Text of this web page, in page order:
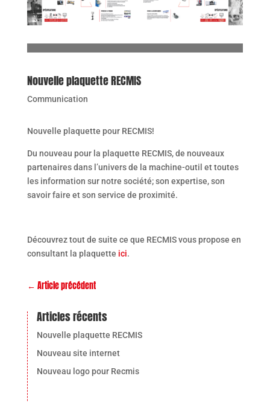
Nouvelle plaquette RECMIS
Communication
Nouvelle plaquette pour RECMIS!
Du nouveau pour la plaquette RECMIS, de nouveaux
partenaires dans l’univers de la machine-outil et toutes
les information sur notre société; son expertise, son
savoir faire et son service de proximité.
Découvrez tout de suite ce que RECMIS vous propose en
consultant la plaquette ici.
← Article précédent
Articles récents
Nouvelle plaquette RECMIS
Nouveau site internet
Nouveau logo pour Recmis